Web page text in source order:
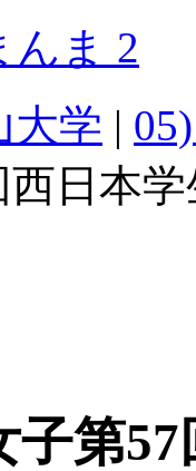
んま 2
大学 |
西日本
子第